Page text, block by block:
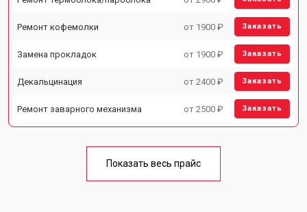
Ремонт кофемолки от 1900 ₽ Заказать
Замена прокладок от 1900 ₽ Заказать
Декальцинация от 2400 ₽ Заказать
Ремонт заварного механизма от 2500 ₽ Заказать
Показать весь прайс